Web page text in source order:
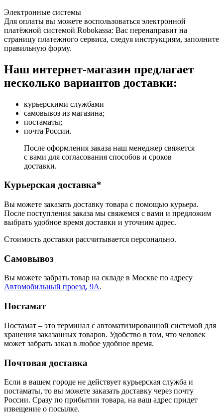
Электронные системы
Для оплаты вы можете воспользоваться электронной
платёжной системой Robokassa: Вас перенаправит на
страницу платежного сервиса, следуя инструкциям, заполните
правильную форму.
Наш интернет-магазин предлагает
несколько вариантов доставки:
курьерскими службами
самовывоз из магазина;
постаматы;
почта России.
После оформления заказа наш менеджер свяжется
с вами для согласования способов и сроков
доставки.
Курьерская доставка*
Вы можете заказать доставку товара с помощью курьера.
После поступления заказа мы свяжемся с вами и предложим
выбрать удобное время доставки и уточним адрес.
Стоимость доставки рассчитывается персонально.
Самовывоз
Вы можете забрать товар на складе в Москве по адресу
Автомобильный проезд, 9А.
Постамат
Постамат – это терминал с автоматизированной системой для
хранения заказанных товаров. Удобство в том, что человек
может забрать заказ в любое удобное время.
Почтовая доставка
Если в вашем городе не действует курьерская служба и
постаматы, то вы можете заказать доставку через почту
России. Сразу по прибытии товара, на ваш адрес придет
извещение о посылке.